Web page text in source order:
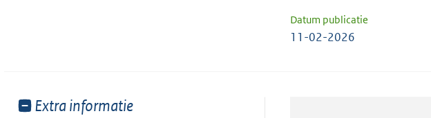
Datum publicatie
11-02-2026
Toon
Extra informatie